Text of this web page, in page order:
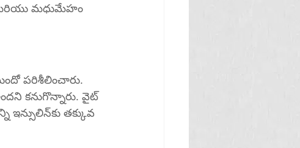
మధుమేహం
పరిశీలించారు.
కనుగొన్నారు. వైట్